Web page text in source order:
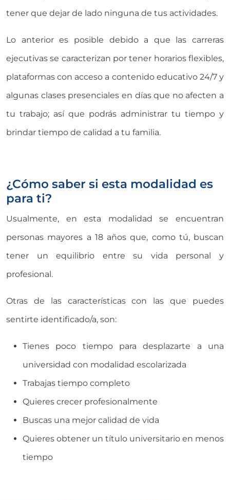
tener que dejar de lado ninguna de tus actividades.
Lo anterior es posible debido a que las carreras
ejecutivas se caracterizan por tener horarios flexibles,
plataformas con acceso a contenido educativo 24/7 y
algunas clases presenciales en días que no afecten a
tu trabajo; así que podrás administrar tu tiempo y
brindar tiempo de calidad a tu familia.
¿Cómo saber si esta modalidad es
para ti?
Usualmente, en esta modalidad se encuentran
personas mayores a 18 años que, como tú, buscan
tener un equilibrio entre su vida personal y
profesional.
Otras de las características con las que puedes
sentirte identificado/a, son:
Tienes poco tiempo para desplazarte a una
universidad con modalidad escolarizada
Trabajas tiempo completo
Quieres crecer profesionalmente
Buscas una mejor calidad de vida
Quieres obtener un título universitario en menos
tiempo